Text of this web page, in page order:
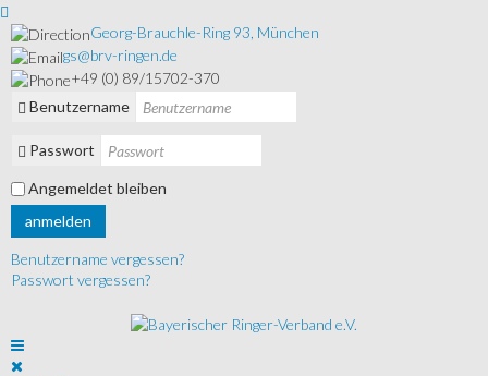
Georg-Brauchle-Ring 93, München
gs@brv-ringen.de
+49 (0) 89/15702-370
Benutzername
Passwort
Angemeldet bleiben
anmelden
Benutzername vergessen?
Passwort vergessen?